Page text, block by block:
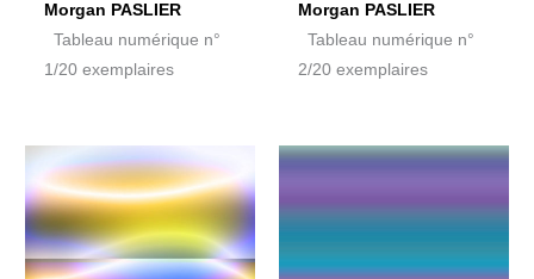
Morgan PASLIER
Tableau numérique n°
1/20 exemplaires
Morgan PASLIER
Tableau numérique n°
2/20 exemplaires
de
prix :
365€
à
690€
Plage
365€
à